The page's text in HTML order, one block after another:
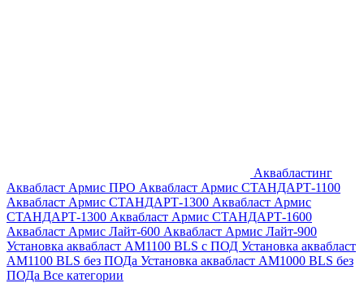
Аквабластинг
Аквабласт Армис ПРО Аквабласт Армис СТАНДАРТ-1100
Аквабласт Армис СТАНДАРТ-1300 Аквабласт Армис
СТАНДАРТ-1300 Аквабласт Армис СТАНДАРТ-1600
Аквабласт Армис Лайт-600 Аквабласт Армис Лайт-900
Установка аквабласт AM1100 BLS с ПОД Установка аквабласт
AM1100 BLS без ПОДа Установка аквабласт AM1000 BLS без
ПОДа Все категории